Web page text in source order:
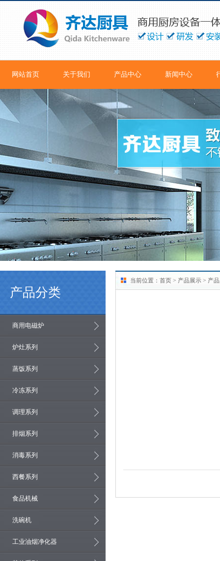
网站首页 关于我们 产品中心 新闻中心
产品分类
商用电磁炉
炉灶系列
蒸饭系列
冷冻系列
调理系列
排烟系列
消毒系列
西餐系列
食品机械
洗碗机
工业油烟净化器
当前位置： 首页 > 产品展示 > 产